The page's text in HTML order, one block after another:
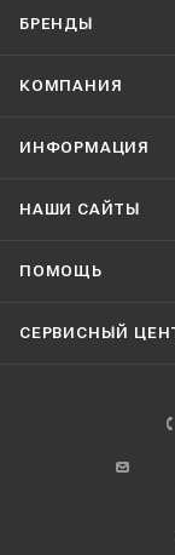
БРЕНДЫ
КОМПАНИЯ
ИНФОРМАЦИЯ
НАШИ CАЙТЫ
ПОМОЩЬ
СЕРВИСНЫЙ